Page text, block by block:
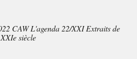
CAW L'agenda 22/XXI Extraits de
siècle